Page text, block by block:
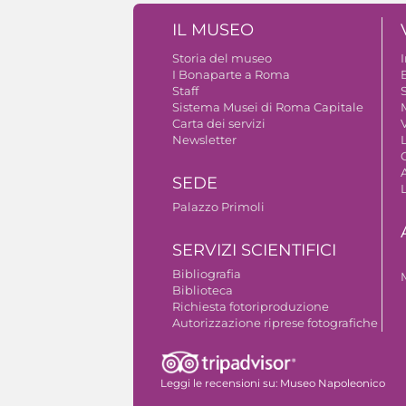
IL MUSEO
Storia del museo
I Bonaparte a Roma
Staff
Sistema Musei di Roma Capitale
Carta dei servizi
Newsletter
SEDE
Palazzo Primoli
SERVIZI SCIENTIFICI
Bibliografia
Biblioteca
Richiesta fotoriproduzione
Autorizzazione riprese fotografiche
Leggi le recensioni su: Museo Napoleonico